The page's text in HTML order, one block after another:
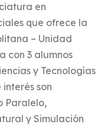
en
que ofrece la
– Unidad
con 3 alumnos
y Tecnologías
son
Paralelo,
y Simulación